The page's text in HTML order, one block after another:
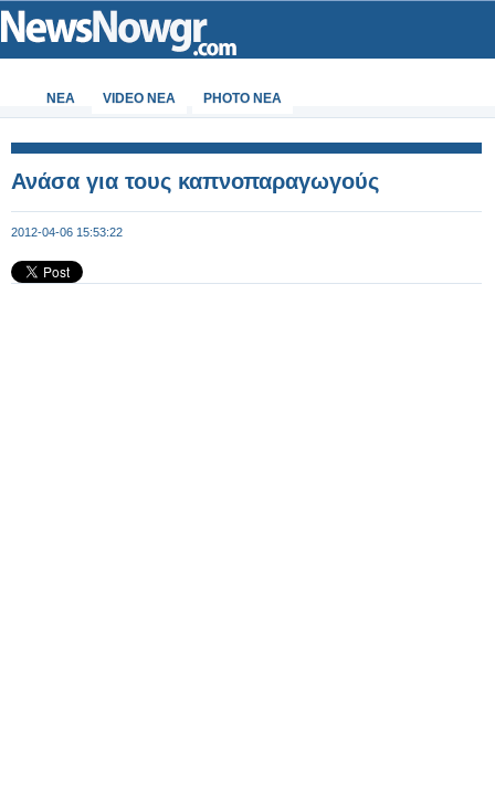
ΝΕΑ VIDEO NEA PHOTO NEA
Ανάσα για τους καπνοπαραγωγούς
2012-04-06 15:53:22